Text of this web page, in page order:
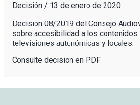
Decisión/ 13 de enero de 2020
Decisión 08/2019 del Consejo
sobre accesibilidad a los contenidos
televisiones autonómicas y locales.
Consulte decision en PDF